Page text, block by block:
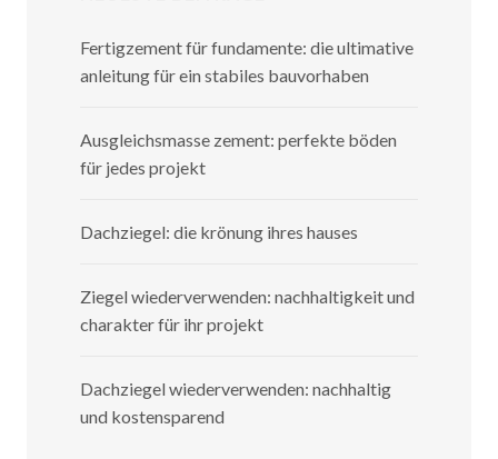
Fertigzement für fundamente: die ultimative
anleitung für ein stabiles bauvorhaben
Ausgleichsmasse zement: perfekte böden
für jedes projekt
Dachziegel: die krönung ihres hauses
Ziegel wiederverwenden: nachhaltigkeit und
charakter für ihr projekt
Dachziegel wiederverwenden: nachhaltig
und kostensparend